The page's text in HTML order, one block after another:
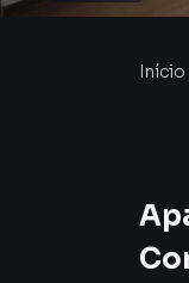
Início